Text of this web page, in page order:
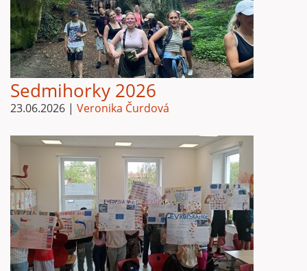
Sedmihorky 2026
23.06.2026 | Veronika Čurdová